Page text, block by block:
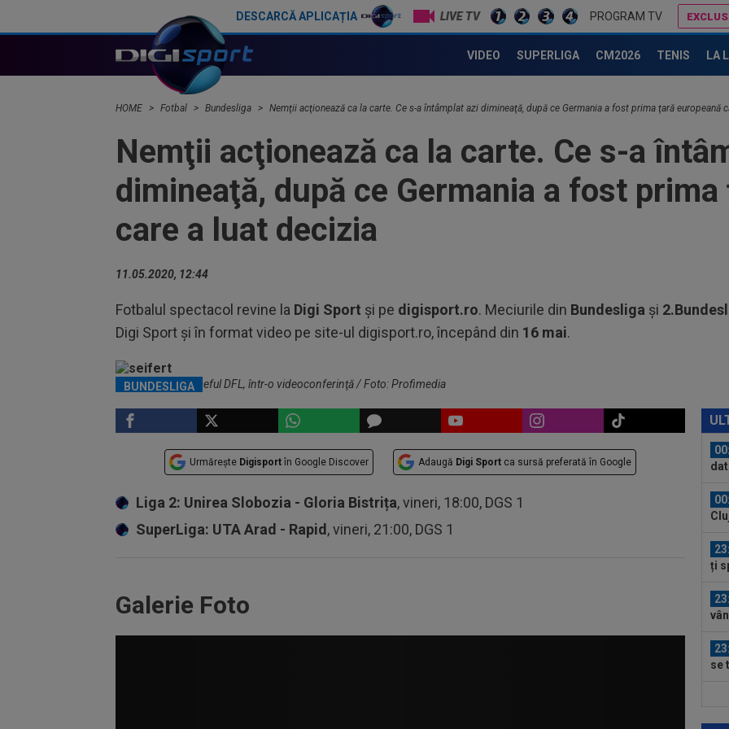
DESCARCĂ APLICAȚIA LIVE TV PROGRAM TV
VIDEO SUPERLIGA CM2026 TENIS LA
HOME Fotbal Bundesliga Nemţii acţionează ca la carte. Ce s-a întâmplat azi dimineaţă, după ce Germania a fost prima ţară europeană
Nemţii acţionează ca la carte. Ce s-a
dimineaţă, după ce Germania a fost prima
care a luat decizia
11.05.2020, 12:44
Fotbalul spectacol revine la Digi Sport şi pe digisport.ro. Meciurile din Bundesliga și
Digi Sport și în format video pe site-ul digisport.ro, începând din 16 mai.
BUNDESLIGA
Christian Seifert, şeful DFL, într-o videoconferinţă / Foto: Profimedia
Urmărește Digisport în Google Discover Adaugă Digi Sport ca sursă preferată în Google
Liga 2: Unirea Slobozia - Gloria Bistrița, vineri, 18:00, DGS 1
SuperLiga: UTA Arad - Rapid , vineri, 21:00, DGS 1
Galerie Foto
0-
ți
se